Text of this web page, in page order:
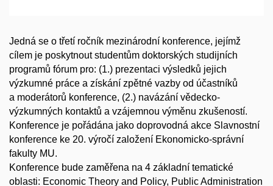
Jedná se o třetí ročník mezinárodní konference, jejímž
cílem je poskytnout studentům doktorských studijních
programů fórum pro: (1.) prezentaci výsledků jejich
výzkumné práce a získání zpětné vazby od účastníků
a moderátorů konference, (2.) navázání vědecko-
výzkumných kontaktů a vzájemnou výměnu zkušeností.
Konference je pořádána jako doprovodná akce Slavnostní
konference ke 20. výročí založení Ekonomicko-správní
fakulty MU.
Konference bude zaměřena na 4 základní tematické
oblasti: Economic Theory and Policy, Public Administration